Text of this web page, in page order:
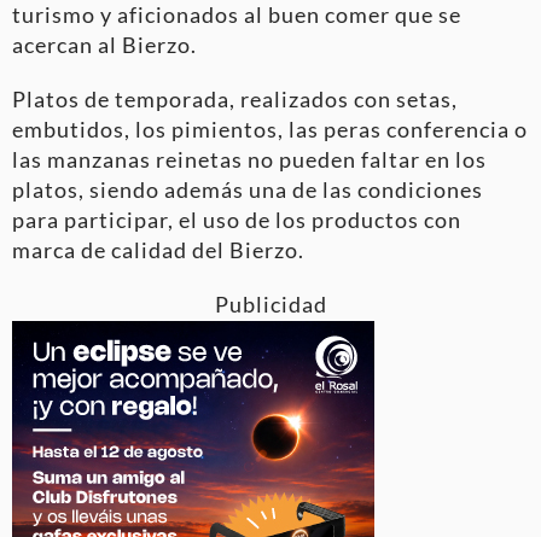
turismo y aficionados al buen comer que se
acercan al Bierzo.
Platos de temporada, realizados con setas,
embutidos, los pimientos, las peras conferencia o
las manzanas reinetas no pueden faltar en los
platos, siendo además una de las condiciones
para participar, el uso de los productos con
marca de calidad del Bierzo.
Publicidad